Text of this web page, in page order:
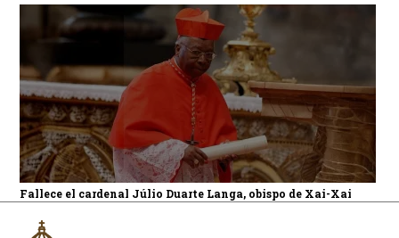
Fallece el cardenal Júlio Duarte Langa, obispo de Xai-Xai